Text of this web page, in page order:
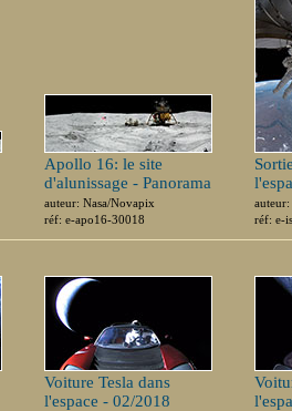
Apollo 16: le site
d'alunissage - Panorama
auteur: Nasa/Novapix
réf: e-apo16-30018
réf: e-
Voiture Tesla dans
l'espace - 02/2018